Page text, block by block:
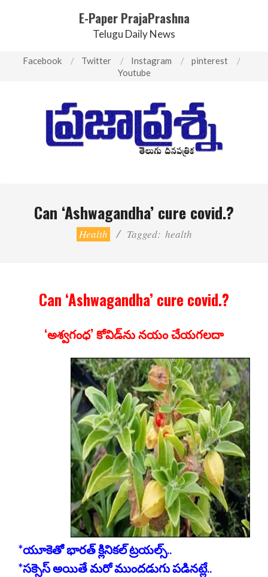
E-Paper PrajaPrashna
Telugu Daily News
Facebook Twitter Instagram
pinterest
Youtube
NavigationCan ‘Ashwagandha’ cure covid.?
Health Tagged: health
Can ‘Ashwagandha’ cure covid.?
‘అశ్వగంధ’ కోవిడ్‌ను నయం చేయగలదా
*యూకెతో భారత్‌ క్లినికల్ ట్రయల్స్..
*సక్సెస్ అయితే మరో ముందడుగు పడినట్లే..